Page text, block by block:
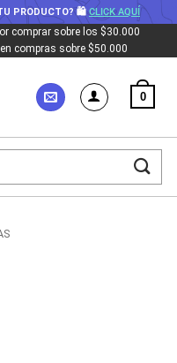
TU PRODUCTO? 🛍CLICK AQUÍ
comprar sobre los $30.000
compras sobre $50.000
0